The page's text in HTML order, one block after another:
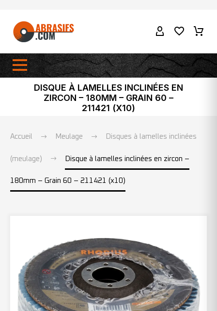
DISQUE À LAMELLES INCLINÉES EN
ZIRCON – 180MM – GRAIN 60 –
211421 (X10)
Accueil Meulage Disques à lamelles inclinées
(meulage) Disque à lamelles inclinées en zircon –
180mm – Grain 60 – 211421 (x10)